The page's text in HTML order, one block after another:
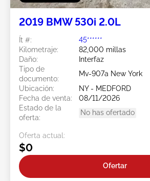
2019 BMW 530i 2.0L
Ít #:
45******
Kilometraje:
82,000 millas
Daño:
Interfaz
Tipo de
documento:
Mv-907a New York
Ubicación:
NY - MEDFORD
Fecha de venta:
08/11/2026
Estado de la
oferta:
No has ofertado
Oferta actual:
$0
Ofertar